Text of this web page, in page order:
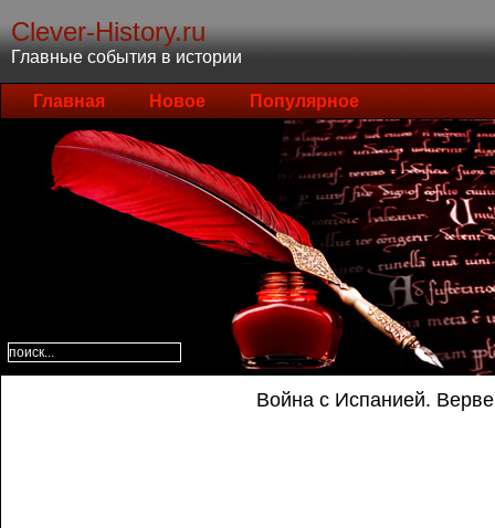
Clever-History.ru
Главные события в истории
Главная Новое Популярное
Война с Испанией.